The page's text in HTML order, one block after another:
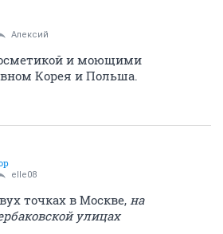
Алексий
и моющими
Корея и Польша.
elle08
точках в Москве, на
улицах